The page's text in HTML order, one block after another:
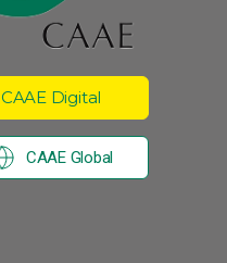
CAAE Digital
CAAE Global